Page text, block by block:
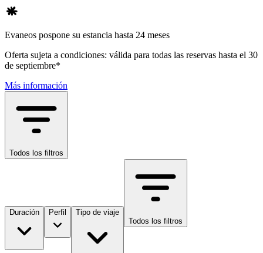
Evaneos pospone su estancia hasta 24 meses
Oferta sujeta a condiciones: válida para todas las reservas hasta el 30
de septiembre*
Más información
Todos los filtros
Duración Perfil
Tipo de viaje
Todos los filtros